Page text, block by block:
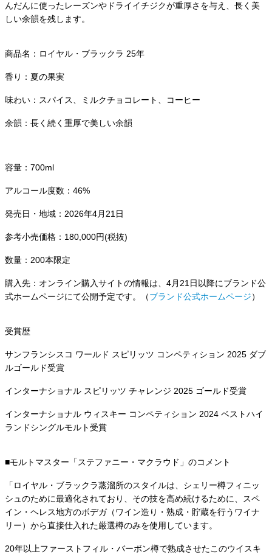
んだんに使ったレーズンやドライイチジクが重厚さを与え、長く美
しい余韻を残します。​
商品名：ロイヤル・ブラックラ 25年
香り：夏の果実​
味わい：スパイス、ミルクチョコレート、コーヒー​
余韻：長く続く重厚で美しい余韻​
容量：700ml
アルコール度数：46%
発売日・地域：2026年4月21日
参考小売価格：180,000円(税抜)​
数量：200本限定
購入先：オンライン購入サイトの情報は、4月21日以降にブランド公
式ホームページにて公開予定です。（ブランド公式ホームページ）
受賞歴
サンフランシスコ ワールド スピリッツ コンペティション 2025 ダブ
ルゴールド受賞​
インターナショナル スピリッツ チャレンジ 2025 ゴールド受賞​
インターナショナル ウィスキー コンペティション 2024 ベストハイ
ランドシングルモルト受賞
■モルトマスター「ステファニー・マクラウド」のコメント
「ロイヤル・ブラックラ蒸溜所のスタイルは、シェリー樽フィニッ
シュのために最適化されており、その技を高め続けるために、スペ
イン・ヘレス地方のボデガ（ワイン造り・熟成・貯蔵を行うワイナ
リー）から直接仕入れた厳選樽のみを使用しています。
20年以上ファーストフィル・バーボン樽で熟成させたこのウイスキ